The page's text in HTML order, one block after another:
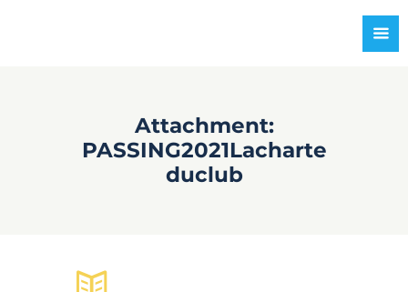
Attachment:
PASSING2021Lacharte
duclub